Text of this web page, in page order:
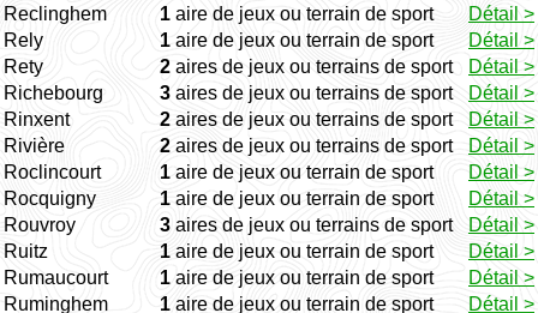
Reclinghem
1 aire de jeux ou terrain de sport
Détail >
Rely
1 aire de jeux ou terrain de sport
Détail >
Rety
2 aires de jeux ou terrains de sport
Détail >
Richebourg
3 aires de jeux ou terrains de sport
Détail >
Rinxent
2 aires de jeux ou terrains de sport
Détail >
Rivière
2 aires de jeux ou terrains de sport
Détail >
Roclincourt
1 aire de jeux ou terrain de sport
Détail >
Rocquigny
1 aire de jeux ou terrain de sport
Détail >
Rouvroy
3 aires de jeux ou terrains de sport
Détail >
Ruitz
1 aire de jeux ou terrain de sport
Détail >
Rumaucourt
1 aire de jeux ou terrain de sport
Détail >
Ruminghem
1 aire de jeux ou terrain de sport
Détail >